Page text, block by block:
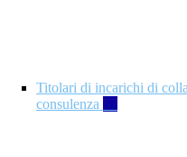
Titolari di incarichi di
consulenza 57